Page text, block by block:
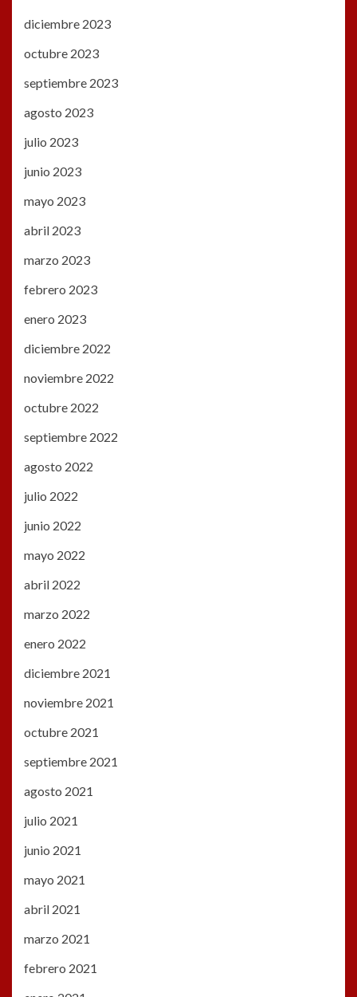
diciembre 2023
octubre 2023
septiembre 2023
agosto 2023
julio 2023
junio 2023
mayo 2023
abril 2023
marzo 2023
febrero 2023
enero 2023
diciembre 2022
noviembre 2022
octubre 2022
septiembre 2022
agosto 2022
julio 2022
junio 2022
mayo 2022
abril 2022
marzo 2022
enero 2022
diciembre 2021
noviembre 2021
octubre 2021
septiembre 2021
agosto 2021
julio 2021
junio 2021
mayo 2021
abril 2021
marzo 2021
febrero 2021